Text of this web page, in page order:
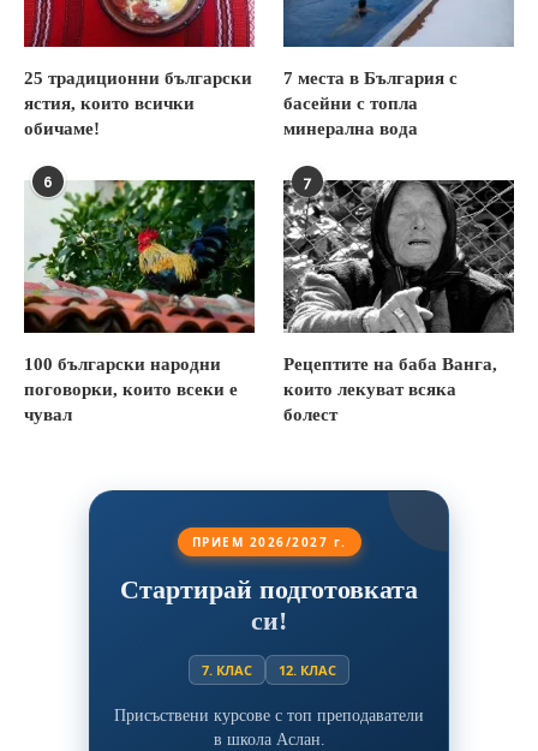
25 традиционни български
ястия, които всички
обичаме!
7 места в България с
басейни с топла
минерална вода
6
100 български народни
поговорки, които всеки е
чувал
7
Рецептите на баба Ванга,
които лекуват всяка
болест
ПРИЕМ 2026/2027 г.
Стартирай подготовката
си!
7. КЛАС 12. КЛАС
Присъствени курсове с топ преподаватели
в школа Аслан.